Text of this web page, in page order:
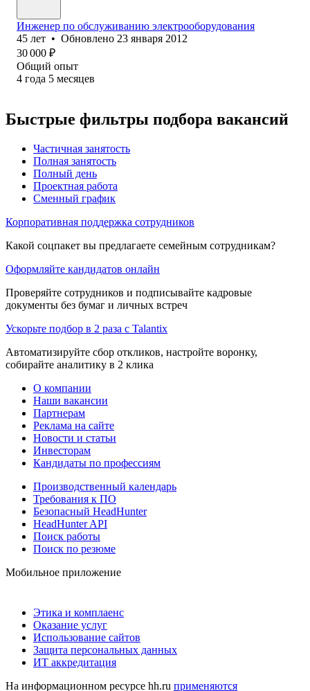
Инженер по обслуживанию электрооборудования
45 лет • Обновлено 23 января 2012
30 000 ₽
Общий опыт
4 года 5 месяцев
Быстрые фильтры подбора вакансий
Частичная занятость
Полная занятость
Полный день
Проектная работа
Сменный график
Корпоративная поддержка сотрудников
Какой соцпакет вы предлагаете семейным сотрудникам?
Оформляйте кандидатов онлайн
Проверяйте сотрудников и подписывайте кадровые
документы без бумаг и личных встреч
Ускорьте подбор в 2 раза с Talantix
Автоматизируйте сбор откликов, настройте воронку,
собирайте аналитику в 2 клика
О компании
Наши вакансии
Партнерам
Реклама на сайте
Новости и статьи
Инвесторам
Кандидаты по профессиям
Производственный календарь
Требования к ПО
Безопасный HeadHunter
HeadHunter API
Поиск работы
Поиск по резюме
Мобильное приложение
Этика и комплаенс
Оказание услуг
Использование сайтов
Защита персональных данных
ИТ аккредитация
На информационном ресурсе hh.ru применяются